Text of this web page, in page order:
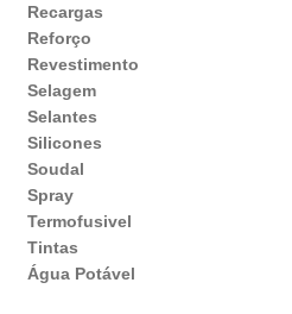
Recargas
Reforço
Revestimento
Selagem
Selantes
Silicones
Soudal
Spray
Termofusivel
Tintas
Água Potável